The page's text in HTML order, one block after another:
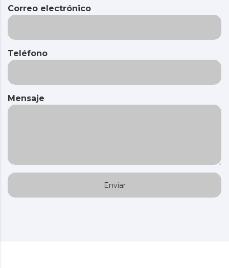
Correo electrónico
Teléfono
Mensaje